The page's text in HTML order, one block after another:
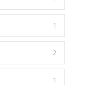
1
2
1